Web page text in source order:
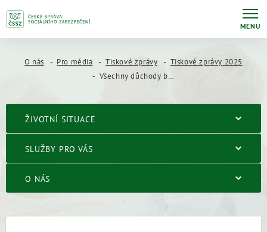
MENU
O nás Pro média Tiskové zprávy
Tiskové zprávy 2025
Všechny důchody bude ČSSZ od dubna vyplácet v první polovině měsíce
ŽIVOTNÍ SITUACE
SLUŽBY PRO VÁS
O NÁS